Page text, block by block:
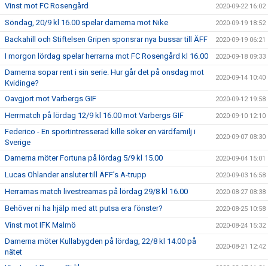
Vinst mot FC Rosengård 2020-09-22 16:02
Söndag, 20/9 kl 16.00 spelar damerna mot Nike 2020-09-19 18:52
Backahill och Stiftelsen Gripen sponsrar nya bussar till ÄFF 2020-09-19 06:21
I morgon lördag spelar herrarna mot FC Rosengård kl 16.00 2020-09-18 09:33
Damerna sopar rent i sin serie. Hur går det på onsdag mot
Kvidinge?
2020-09-14 10:40
Oavgjort mot Varbergs GIF 2020-09-12 19:58
Herrmatch på lördag 12/9 kl 16.00 mot Varbergs GIF 2020-09-10 12:10
Federico - En sportintresserad kille söker en värdfamilj i
Sverige
2020-09-07 08:30
Damerna möter Fortuna på lördag 5/9 kl 15.00 2020-09-04 15:01
Lucas Ohlander ansluter till ÄFF’s A-trupp 2020-09-03 16:58
Herrarnas match livestreamas på lördag 29/8 kl 16.00 2020-08-27 08:38
Behöver ni ha hjälp med att putsa era fönster? 2020-08-25 10:58
Vinst mot IFK Malmö 2020-08-24 15:32
Damerna möter Kullabygden på lördag, 22/8 kl 14.00 på
nätet
2020-08-21 12:42